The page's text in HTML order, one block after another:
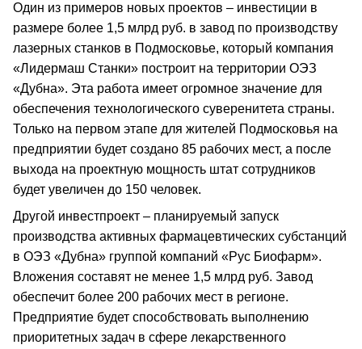
Один из примеров новых проектов – инвестиции в
размере более 1,5 млрд руб. в завод по производству
лазерных станков в Подмосковье, который компания
«Лидермаш Станки» построит на территории ОЭЗ
«Дубна». Эта работа имеет огромное значение для
обеспечения технологического суверенитета страны.
Только на первом этапе для жителей Подмосковья на
предприятии будет создано 85 рабочих мест, а после
выхода на проектную мощность штат сотрудников
будет увеличен до 150 человек.
Другой инвестпроект – планируемый запуск
производства активных фармацевтических субстанций
в ОЭЗ «Дубна» группой компаний «Рус Биофарм».
Вложения составят не менее 1,5 млрд руб. Завод
обеспечит более 200 рабочих мест в регионе.
Предприятие будет способствовать выполнению
приоритетных задач в сфере лекарственного